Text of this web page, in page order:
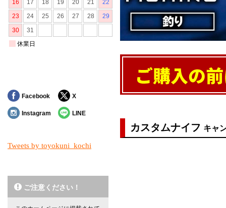
カスタムナイフ キャ
Facebook X
Instagram LINE
Tweets by toyokuni_kochi
ご注意ください！